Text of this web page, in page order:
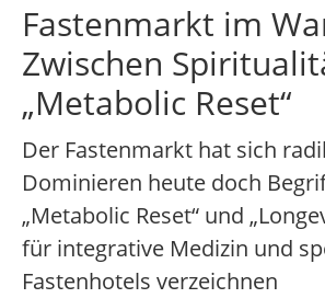
Fastenmarkt im
Zwischen
„Metabolic Reset“
Der Fastenmarkt hat sich
Dominieren heute doch
„Metabolic Reset“ und
für integrative Medizin und
Fastenhotels verzeichnen